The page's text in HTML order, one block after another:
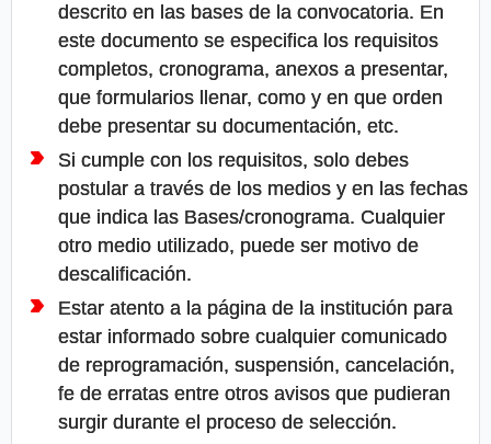
descrito en las bases de la convocatoria. En
este documento se especifica los requisitos
completos, cronograma, anexos a presentar,
que formularios llenar, como y en que orden
debe presentar su documentación, etc.
Si cumple con los requisitos, solo debes
postular a través de los medios y en las fechas
que indica las Bases/cronograma. Cualquier
otro medio utilizado, puede ser motivo de
descalificación.
Estar atento a la página de la institución para
estar informado sobre cualquier comunicado
de reprogramación, suspensión, cancelación,
fe de erratas entre otros avisos que pudieran
surgir durante el proceso de selección.